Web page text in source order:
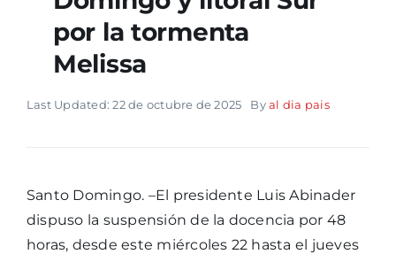
por la tormenta
Melissa
Last Updated: 22 de octubre de 2025 Byal dia pais
Santo Domingo. –El presidente Luis Abinader
dispuso la suspensión de la docencia por 48
horas, desde este miércoles 22 hasta el jueves